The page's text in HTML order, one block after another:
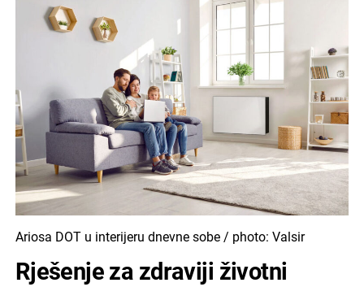
Ariosa DOT u interijeru dnevne sobe / photo: Valsir
Rješenje za zdraviji životni